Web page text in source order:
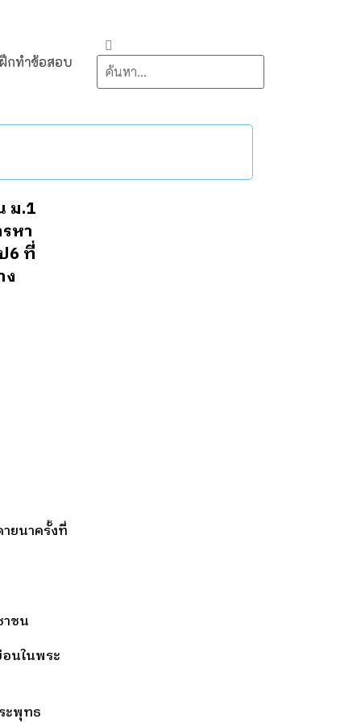
ฝึกทำข้อสอบ
ม.1
หา
6 ที่
ยนาครั้งที่
ชน
นในพระ
ะพุทธ